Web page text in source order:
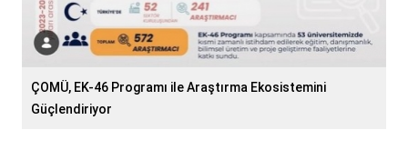
ÇOMÜ, EK-46 Programı ile Araştırma Ekosistemini
Güçlendiriyor